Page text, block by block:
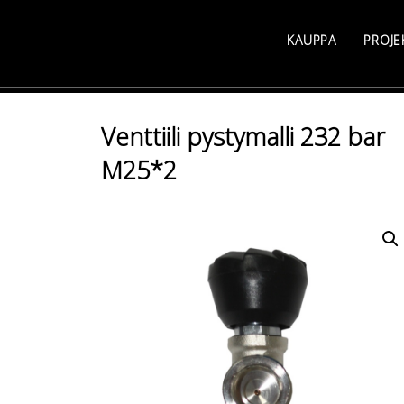
KAUPPA
Venttiili pystymalli 232 bar
M25*2